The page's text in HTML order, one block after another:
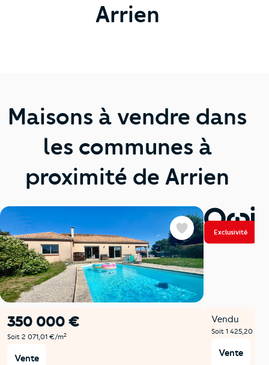
Arrien
Maisons à vendre dans
les communes à
proximité de Arrien
350 000 €
Soit 2 071,01 €/m2
Vente
Favoris Exclusivité
Vendu
Soit 1 425,20 €/m
Vente